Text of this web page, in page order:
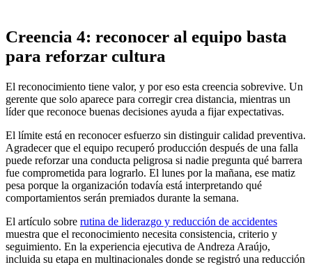
Creencia 4: reconocer al equipo basta
para reforzar cultura
El reconocimiento tiene valor, y por eso esta creencia sobrevive. Un
gerente que solo aparece para corregir crea distancia, mientras un
líder que reconoce buenas decisiones ayuda a fijar expectativas.
El límite está en reconocer esfuerzo sin distinguir calidad preventiva.
Agradecer que el equipo recuperó producción después de una falla
puede reforzar una conducta peligrosa si nadie pregunta qué barrera
fue comprometida para lograrlo. El lunes por la mañana, ese matiz
pesa porque la organización todavía está interpretando qué
comportamientos serán premiados durante la semana.
El artículo sobre rutina de liderazgo y reducción de accidentes
muestra que el reconocimiento necesita consistencia, criterio y
seguimiento. En la experiencia ejecutiva de Andreza Araújo,
incluida su etapa en multinacionales donde se registró una reducción